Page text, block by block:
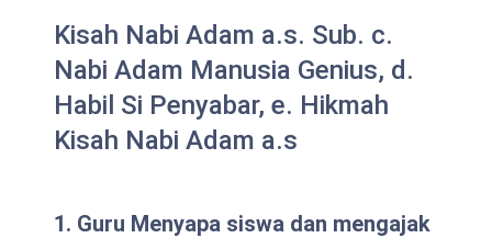
Kisah Nabi Adam a.s. Sub. c.
Nabi Adam Manusia Genius, d.
Habil Si Penyabar, e. Hikmah
Kisah Nabi Adam a.s
1. Guru Menyapa siswa dan mengajak